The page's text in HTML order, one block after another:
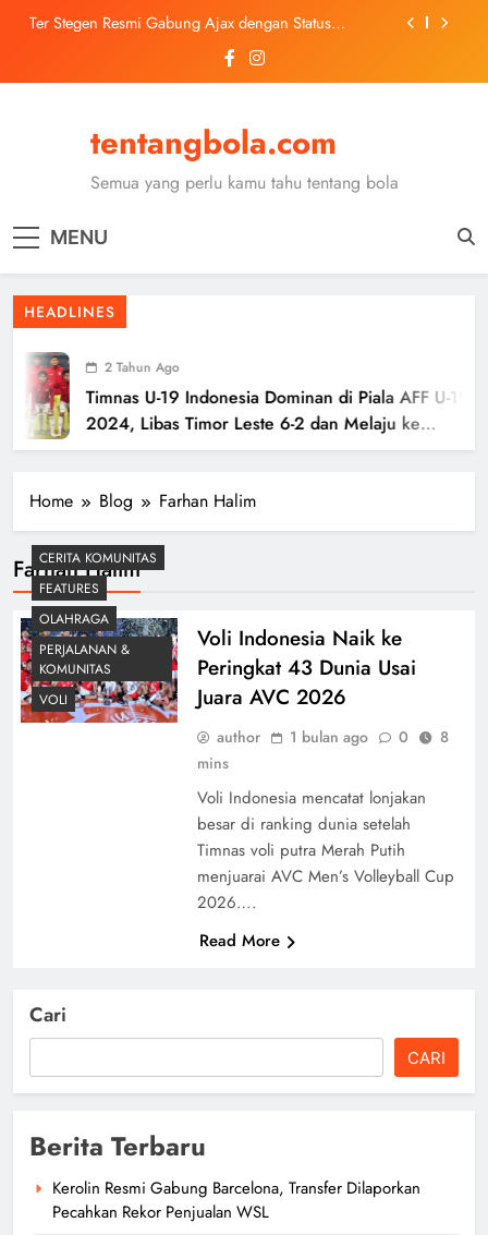
SkipTer Stegen Resmi Gabung Ajax dengan Status
Trabzonspor Mulai Negosiasi Mohamed Salah, Tes
Medis Dijadwalkan 5 Agustus
2026, Siap Tatap Putaran Provinsi
Kerolin Resmi Gabung Barcelona, Transfer
Dilaporkan Pecahkan Rekor Penjualan WSL
Pinjaman dari Barcelona
Trabzonspor Mulai Negosiasi Mohamed Salah, Tes
Medis Dijadwalkan 5 Agustus
Malang United U-13 Juara Piala Soeratin Kota Malang
2026, Siap Tatap Putaran Provinsi
tentangbola.com
Semua yang perlu kamu tahu tentang bola
MENU
HEADLINES
2 Tahun Ago
Timnas U-19 Indonesia Dominan di Piala AFF U-19
2024, Libas Timor Leste 6-2 dan Melaju ke
Semifinal
Home Blog Farhan Halim
Farhan Halim
CERITA KOMUNITAS
FEATURES
OLAHRAGA
PERJALANAN &
KOMUNITAS
VOLI
Voli Indonesia Naik ke
Peringkat 43 Dunia Usai
Juara AVC 2026
author 1 bulan ago 0
8
mins
Voli Indonesia mencatat lonjakan
besar di ranking dunia setelah
Timnas voli putra Merah Putih
menjuarai AVC Men’s Volleyball Cup
2026….
Read More
Cari
CARI
Berita Terbaru
Kerolin Resmi Gabung Barcelona, Transfer Dilaporkan
Pecahkan Rekor Penjualan WSL